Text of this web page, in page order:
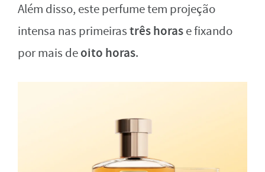
Além disso, este perfume tem projeção
intensa nas primeirastrês horase fixando
por mais deoito horas.